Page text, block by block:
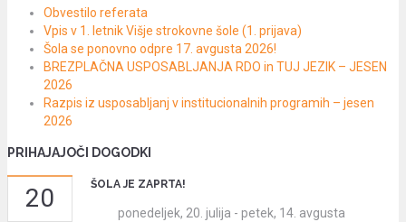
Obvestilo referata
Vpis v 1. letnik Višje strokovne šole (1. prijava)
Šola se ponovno odpre 17. avgusta 2026!
BREZPLAČNA USPOSABLJANJA RDO in TUJ JEZIK – JESEN
2026
Razpis iz usposabljanj v institucionalnih programih – jesen
2026
PRIHAJAJOČI DOGODKI
20 ŠOLA JE ZAPRTA!
ponedeljek, 20. julija - petek, 14. avgusta